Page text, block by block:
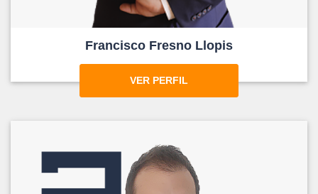
Francisco Fresno Llopis
VER PERFIL